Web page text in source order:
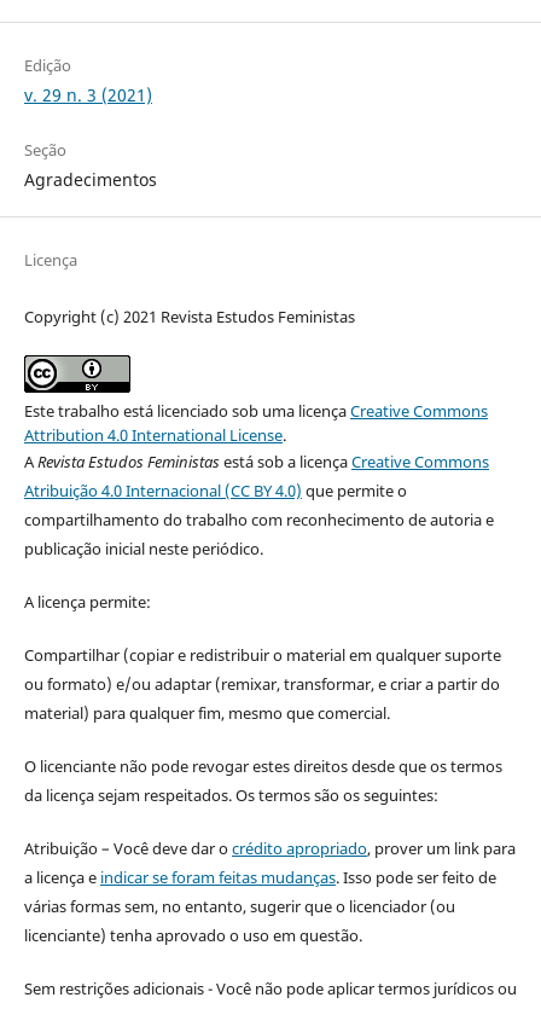
Edição
v. 29 n. 3 (2021)
Seção
Agradecimentos
Licença
Copyright (c) 2021 Revista Estudos Feministas
Este trabalho está licenciado sob uma licençaCreative Commons
Attribution 4.0 International License.
ARevista Estudos Feministasestá sob a licençaCreative Commons
Atribuição 4.0 Internacional (CC BY 4.0) que permite o
compartilhamento do trabalho com reconhecimento de autoria e
publicação inicial neste periódico.
A licença permite:
Compartilhar (copiar e redistribuir o material em qualquer suporte
ou formato) e/ou adaptar (remixar, transformar, e criar a partir do
material) para qualquer fim, mesmo que comercial.
O licenciante não pode revogar estes direitos desde que os termos
da licença sejam respeitados. Os termos são os seguintes:
Atribuição – Você deve dar ocrédito apropriado, prover um link para
a licença e indicar se foram feitas mudanças. Isso pode ser feito de
várias formas sem, no entanto, sugerir que o licenciador (ou
licenciante) tenha aprovado o uso em questão.
Sem restrições adicionais - Você não pode aplicar termos jurídicos ou